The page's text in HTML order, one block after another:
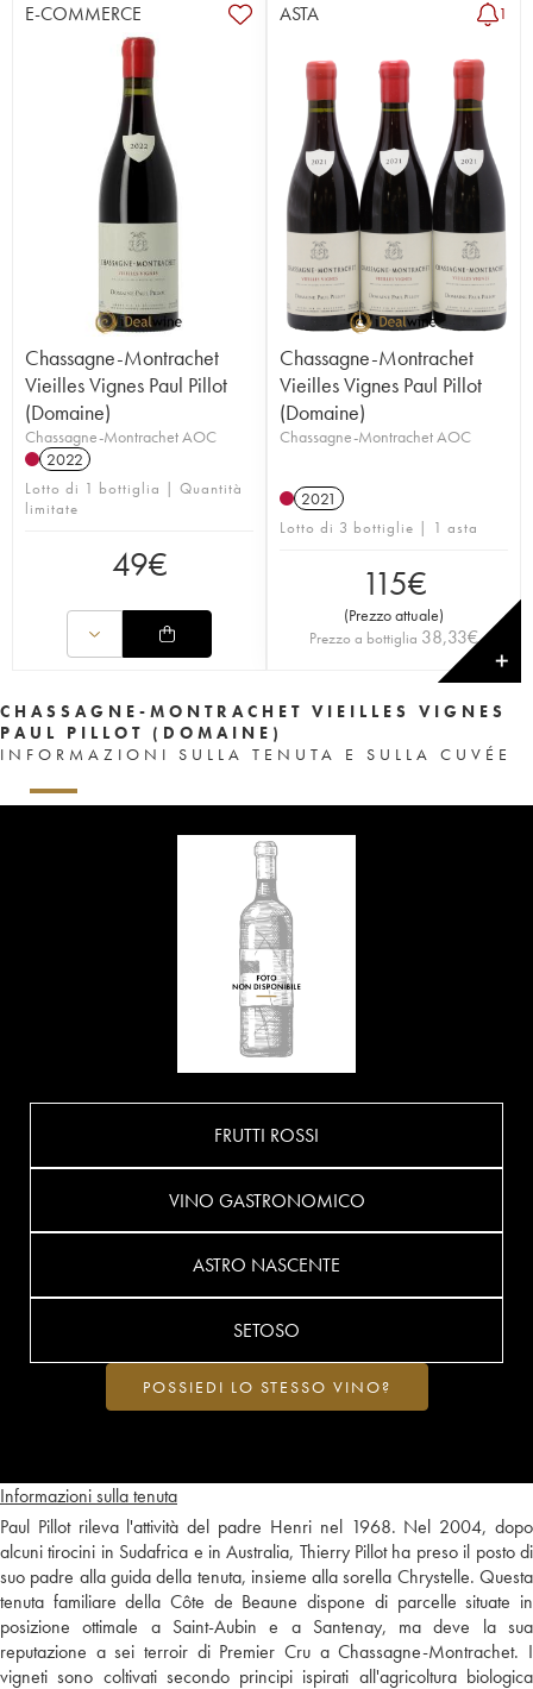
E-COMMERCE
Chassagne-Montrachet
Vieilles Vignes Paul Pillot
(Domaine)
Chassagne-Montrachet AOC
2022
Lotto di 1 bottiglia | Quantità
limitate
49€
ASTA 1
Chassagne-Montrachet
Vieilles Vignes Paul Pillot
(Domaine)
Chassagne-Montrachet AOC
2021
Lotto di 3 bottiglie | 1 asta
115€
(Prezzo attuale)
Prezzo a bottiglia 38,33€
✕
CHASSAGNE-MONTRACHET VIEILLES VIGNES
PAUL PILLOT (DOMAINE)
INFORMAZIONI SULLA TENUTA E SULLA CUVÉE
Informazioni sulla tenuta
Paul Pillot rileva l'attività del padre Henri nel 1968. Nel 2004, dopo
alcuni tirocini in Sudafrica e in Australia, Thierry Pillot ha preso il posto di
suo padre alla guida della tenuta, insieme alla sorella Chrystelle. Questa
tenuta familiare della Côte de Beaune dispone di parcelle situate in
posizione ottimale a Saint-Aubin e a Santenay, ma deve la sua
reputazione a sei terroir di Premier Cru a Chassagne-Montrachet. I
vigneti sono coltivati secondo principi ispirati all'agricoltura biologica
FRUTTI ROSSI
VINO GASTRONOMICO
ASTRO NASCENTE
SETOSO
POSSIEDI LO STESSO VINO?